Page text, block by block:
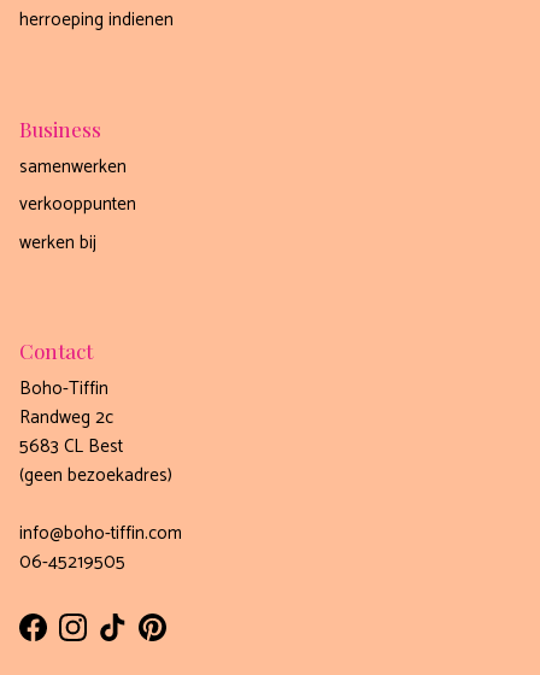
herroeping indienen
Business
samenwerken
verkooppunten
werken bij
Contact
Boho-Tiffin
Randweg 2c
5683 CL Best
(geen bezoekadres)
info@boho-tiffin.com
06-45219505
FacebookInstagram
TikTokPinterest